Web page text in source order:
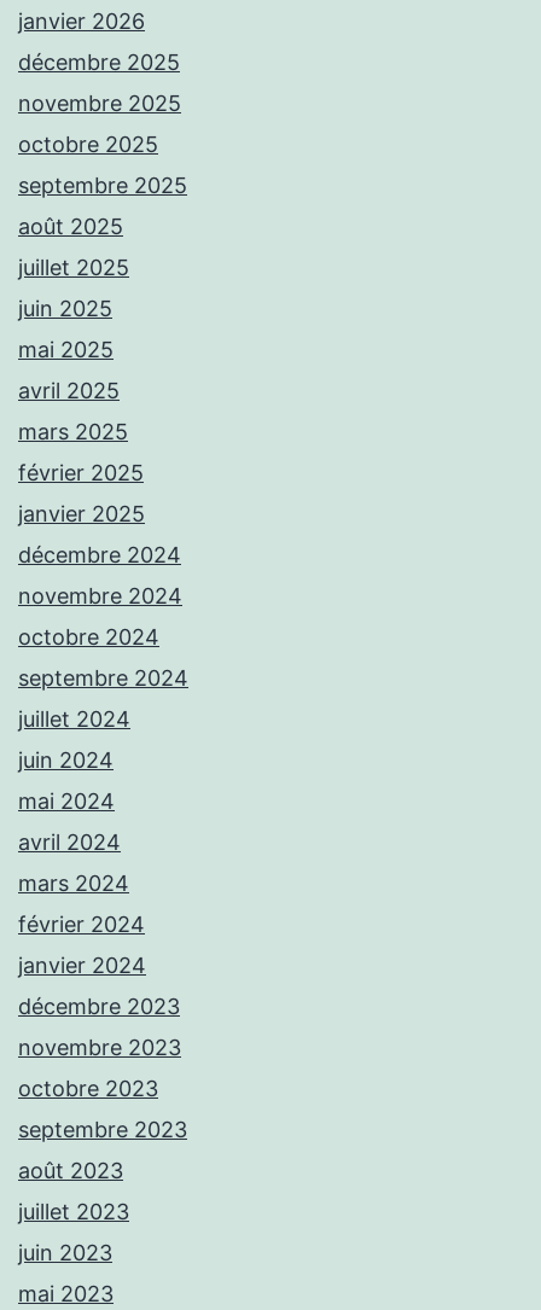
janvier 2026
décembre 2025
novembre 2025
octobre 2025
septembre 2025
août 2025
juillet 2025
juin 2025
mai 2025
avril 2025
mars 2025
février 2025
janvier 2025
décembre 2024
novembre 2024
octobre 2024
septembre 2024
juillet 2024
juin 2024
mai 2024
avril 2024
mars 2024
février 2024
janvier 2024
décembre 2023
novembre 2023
octobre 2023
septembre 2023
août 2023
juillet 2023
juin 2023
mai 2023